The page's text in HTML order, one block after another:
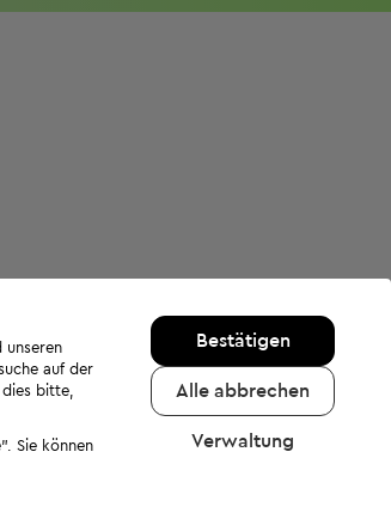
unseren
auf der
bitte,
Sie können
Bestätigen
Alle abbrechen
Verwaltung